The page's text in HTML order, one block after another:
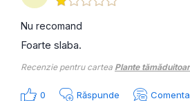
Nu recomand
Foarte slaba.
Recenzie pentru cartea Plante
0 Răspunde